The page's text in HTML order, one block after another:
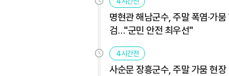
명현관 해남군수, 주말 폭염·가뭄
검…"군민 안전 최우선"
4시간전
사순문 장흥군수, 주말 가뭄 현